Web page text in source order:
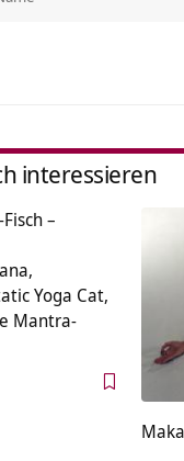
interessieren
–
Yoga Cat,
Mantra-